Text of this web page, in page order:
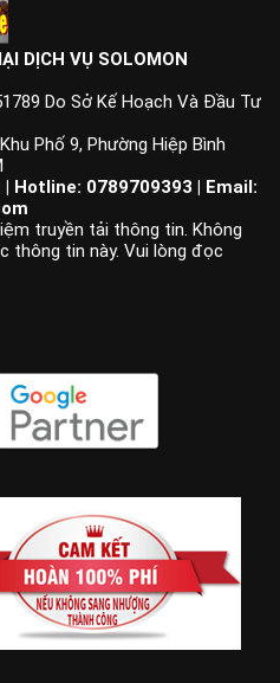
DỊCH VỤ SOLOMON
Do Sở Kế Hoạch Và Đầu Tư
Phố 9, Phường Hiệp Bình
Hotline: 0789709393 | Email:
truyền tải thông tin. Không
thông tin này. Vui lòng đọc